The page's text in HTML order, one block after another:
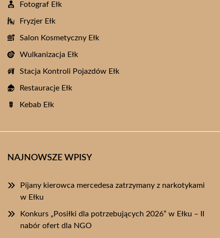
Fotograf Ełk
Fryzjer Ełk
Salon Kosmetyczny Ełk
Wulkanizacja Ełk
Stacja Kontroli Pojazdów Ełk
Restauracje Ełk
Kebab Ełk
NAJNOWSZE WPISY
Pijany kierowca mercedesa zatrzymany z narkotykami
w Ełku
Konkurs „Posiłki dla potrzebujących 2026” w Ełku – II
nabór ofert dla NGO